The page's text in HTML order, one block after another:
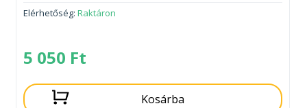
Elérhetőség: Raktáron
5 050 Ft
Kosárba